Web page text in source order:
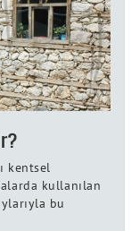
kentsel
kullanılan
bu